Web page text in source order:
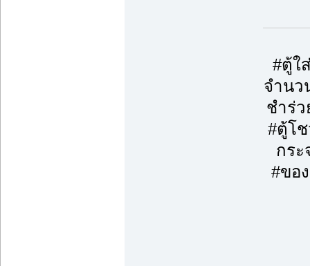
#ตู้ใ
จำนว
ชำร่
#ตู้โ
กร
#ขอ